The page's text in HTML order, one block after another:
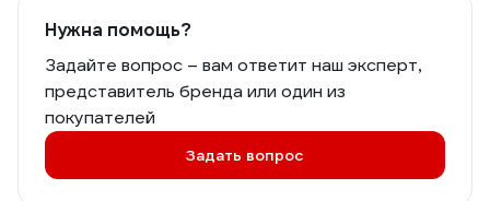
Нужна помощь?
Задайте вопрос – вам ответит наш эксперт,
представитель бренда или один из
покупателей
Задать вопрос